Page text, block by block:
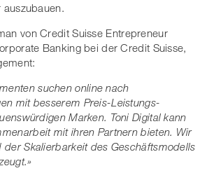
von Credit Suisse Entrepreneur
Banking bei der Credit Suisse,
suchen online nach
mit besserem Preis-Leistungs-
Marken. Toni Digital kann
mit ihren Partnern bieten. Wir
der Skalierbarkeit des Geschäftsmodells